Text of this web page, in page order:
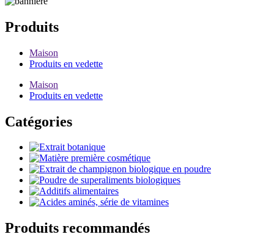
Produits
Maison
Produits en vedette
Maison
Produits en vedette
Catégories
Produits recommandés